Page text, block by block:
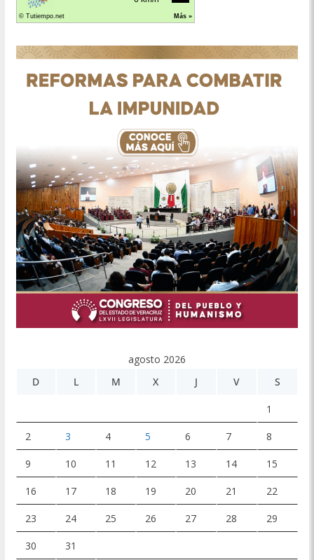
agosto 2026
D
L M X J V S
1
2 3 4 5 6 7 8
9 10 11 12 13 14 15
16 17 18 19 20 21 22
23 24 25 26 27 28 29
30 31